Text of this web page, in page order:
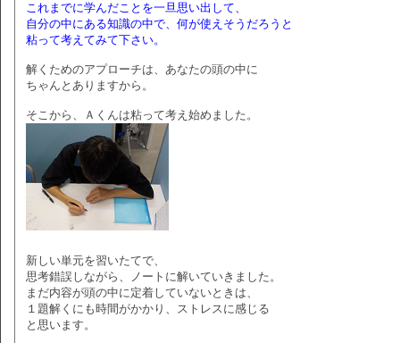
これまでに学んだことを一旦思い出して、
自分の中にある知識の中で、何が使えそうだろうと
粘って考えてみて下さい。
解くためのアプローチは、あなたの頭の中に
ちゃんとありますから。
そこから、Ａくんは粘って考え始めました。
新しい単元を習いたてで、
思考錯誤しながら、ノートに解いていきました。
まだ内容が頭の中に定着していないときは、
１題解くにも時間がかかり、ストレスに感じる
と思います。